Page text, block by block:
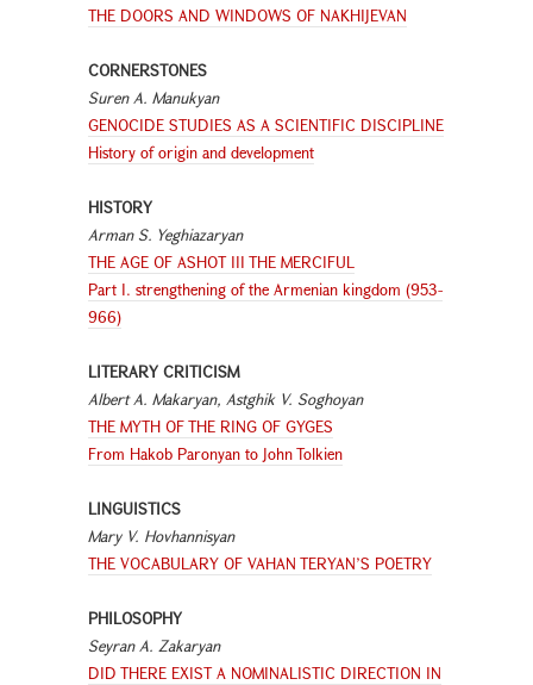
THE DOORS AND WINDOWS OF NAKHIJEVAN
CORNERSTONES
Suren A. Manukyan
GENOCIDE STUDIES AS A SCIENTIFIC DISCIPLINE
History of origin and development
HISTORY
Arman S. Yeghiazaryan
THE AGE OF ASHOT III THE MERCIFUL
Part I. strengthening of the Armenian kingdom (953-
966)
LITERARY CRITICISM
Albert A. Makaryan, Astghik V. Soghoyan
THE MYTH OF THE RING OF GYGES
From Hakob Paronyan to John Tolkien
LINGUISTICS
Mary V. Hovhannisyan
THE VOCABULARY OF VAHAN TERYAN’S POETRY
PHILOSOPHY
Seyran A. Zakaryan
DID THERE EXIST A NOMINALISTIC DIRECTION IN